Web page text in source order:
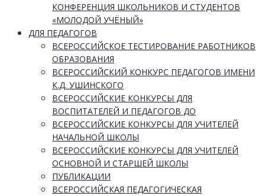
КОНФЕРЕНЦИЯ ШКОЛЬНИКОВ И СТУДЕНТОВ
«МОЛОДОЙ УЧЁНЫЙ»
ДЛЯ ПЕДАГОГОВ
ВСЕРОССИЙСКОЕ ТЕСТИРОВАНИЕ РАБОТНИКОВ
ОБРАЗОВАНИЯ
ВСЕРОССИЙСКИЙ КОНКУРС ПЕДАГОГОВ ИМЕНИ
К.Д. УШИНСКОГО
ВСЕРОССИЙСКИЕ КОНКУРСЫ ДЛЯ
ВОСПИТАТЕЛЕЙ И ПЕДАГОГОВ ДО
ВСЕРОССИЙСКИЕ КОНКУРСЫ ДЛЯ УЧИТЕЛЕЙ
НАЧАЛЬНОЙ ШКОЛЫ
ВСЕРОССИЙСКИЕ КОНКУРСЫ ДЛЯ УЧИТЕЛЕЙ
ОСНОВНОЙ И СТАРШЕЙ ШКОЛЫ
ПУБЛИКАЦИИ
ВСЕРОССИЙСКАЯ ПЕДАГОГИЧЕСКАЯ